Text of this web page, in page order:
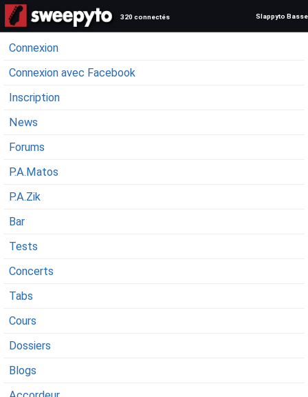
320 connectés Slappyto Basse
Connexion
Connexion avec Facebook
Inscription
News
Forums
P.A.Matos
P.A.Zik
Bar
Tests
Concerts
Tabs
Cours
Dossiers
Blogs